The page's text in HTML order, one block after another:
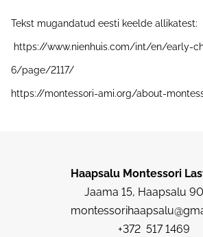
Tekst mugandatud eesti keelde allikatest:
https://www.nienhuis.com/int/en/early-
6/page/2117/
https://montessori-ami.org/about-
Haapsalu Montessori
Jaama 15, Haapsalu
+372 517 1469